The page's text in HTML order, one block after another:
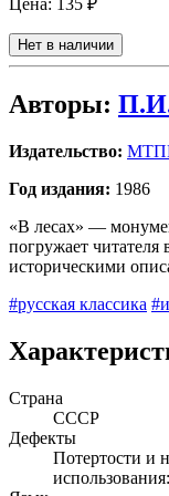
Нет в наличии
Авторы:
Издательство:
Год издания: 1986
«В лесах» —
погружает
историческими
#русская классика
Страна
СССР
Дефекты
Потертости и